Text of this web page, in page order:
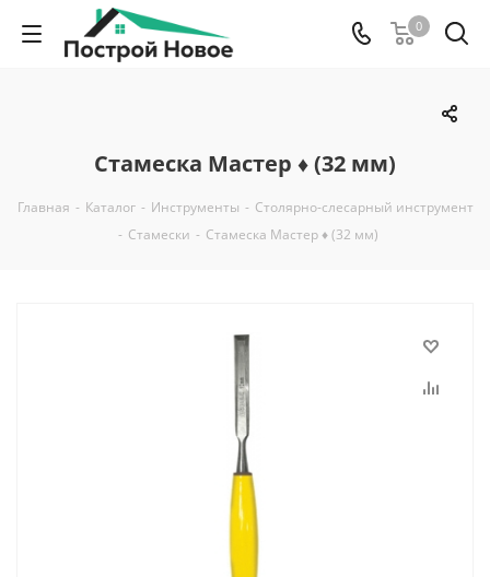
0
Стамеска Мастер ♦ (32 мм)
Главная - Каталог - Инструменты - Столярно-слесарный инструмент
- Стамески - Стамеска Мастер ♦ (32 мм)